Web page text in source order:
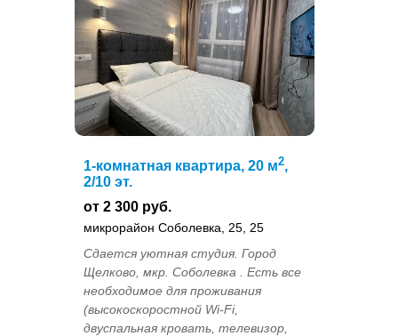
1-комнатная квартира, 20 м2,
2/10 эт.
от 2 300 руб.
микрорайон Соболевка, 25, 25
Сдается уютная студия. Город
Щелково, мкр. Соболевка . Есть все
необходимое для проживания
(высокоскоростной Wi-Fi,
двуспальная кровать, телевизор,